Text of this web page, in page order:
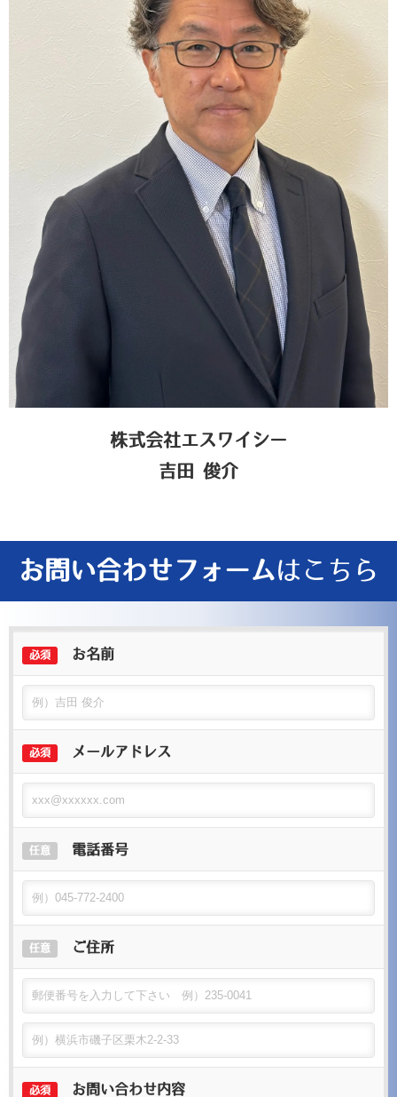
株式会社エスワイシー
吉田 俊介
お問い合わせフォームはこちら
必須 お名前
必須 メールアドレス
任意 電話番号
任意 ご住所
必須 お問い合わせ内容